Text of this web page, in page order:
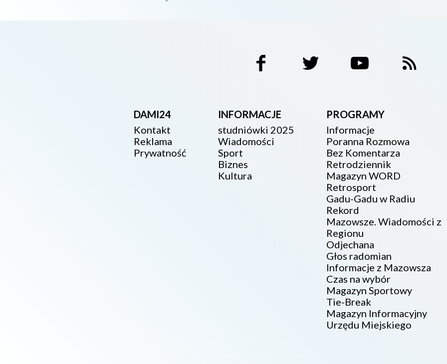
DAMI24
Kontakt
Reklama
Prywatność
INFORMACJE
studniówki 2025
Wiadomości
Sport
Biznes
Kultura
PROGRAMY
Informacje
Poranna Rozmowa
Bez Komentarza
Retrodziennik
Magazyn WORD
Retrosport
Gadu-Gadu w Radiu
Rekord
Mazowsze. Wiadomości z
Regionu
Odjechana
Głos radomian
Informacje z Mazowsza
Czas na wybór
Magazyn Sportowy
Tie-Break
Magazyn Informacyjny
Urzędu Miejskiego